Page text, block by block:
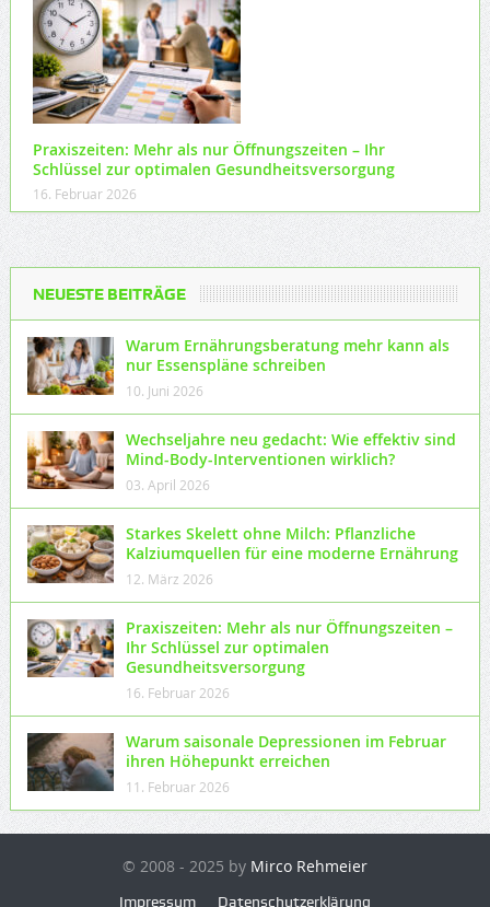
Praxiszeiten: Mehr als nur Öffnungszeiten – Ihr
Schlüssel zur optimalen Gesundheitsversorgung
16. Februar 2026
NEUESTE BEITRÄGE
Warum Ernährungsberatung mehr kann als
nur Essenspläne schreiben
10. Juni 2026
Wechseljahre neu gedacht: Wie effektiv sind
Mind-Body-Interventionen wirklich?
03. April 2026
Starkes Skelett ohne Milch: Pflanzliche
Kalziumquellen für eine moderne Ernährung
12. März 2026
Praxiszeiten: Mehr als nur Öffnungszeiten –
Ihr Schlüssel zur optimalen
Gesundheitsversorgung
16. Februar 2026
Warum saisonale Depressionen im Februar
ihren Höhepunkt erreichen
11. Februar 2026
© 2008 - 2025 by Mirco Rehmeier
Impressum Datenschutzerklärung